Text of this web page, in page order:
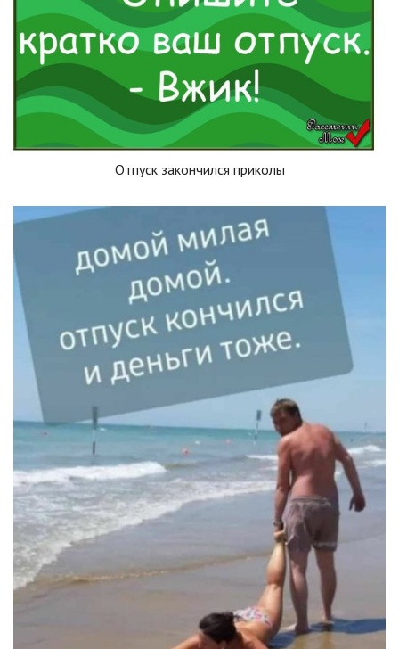
Отпуск закончился приколы